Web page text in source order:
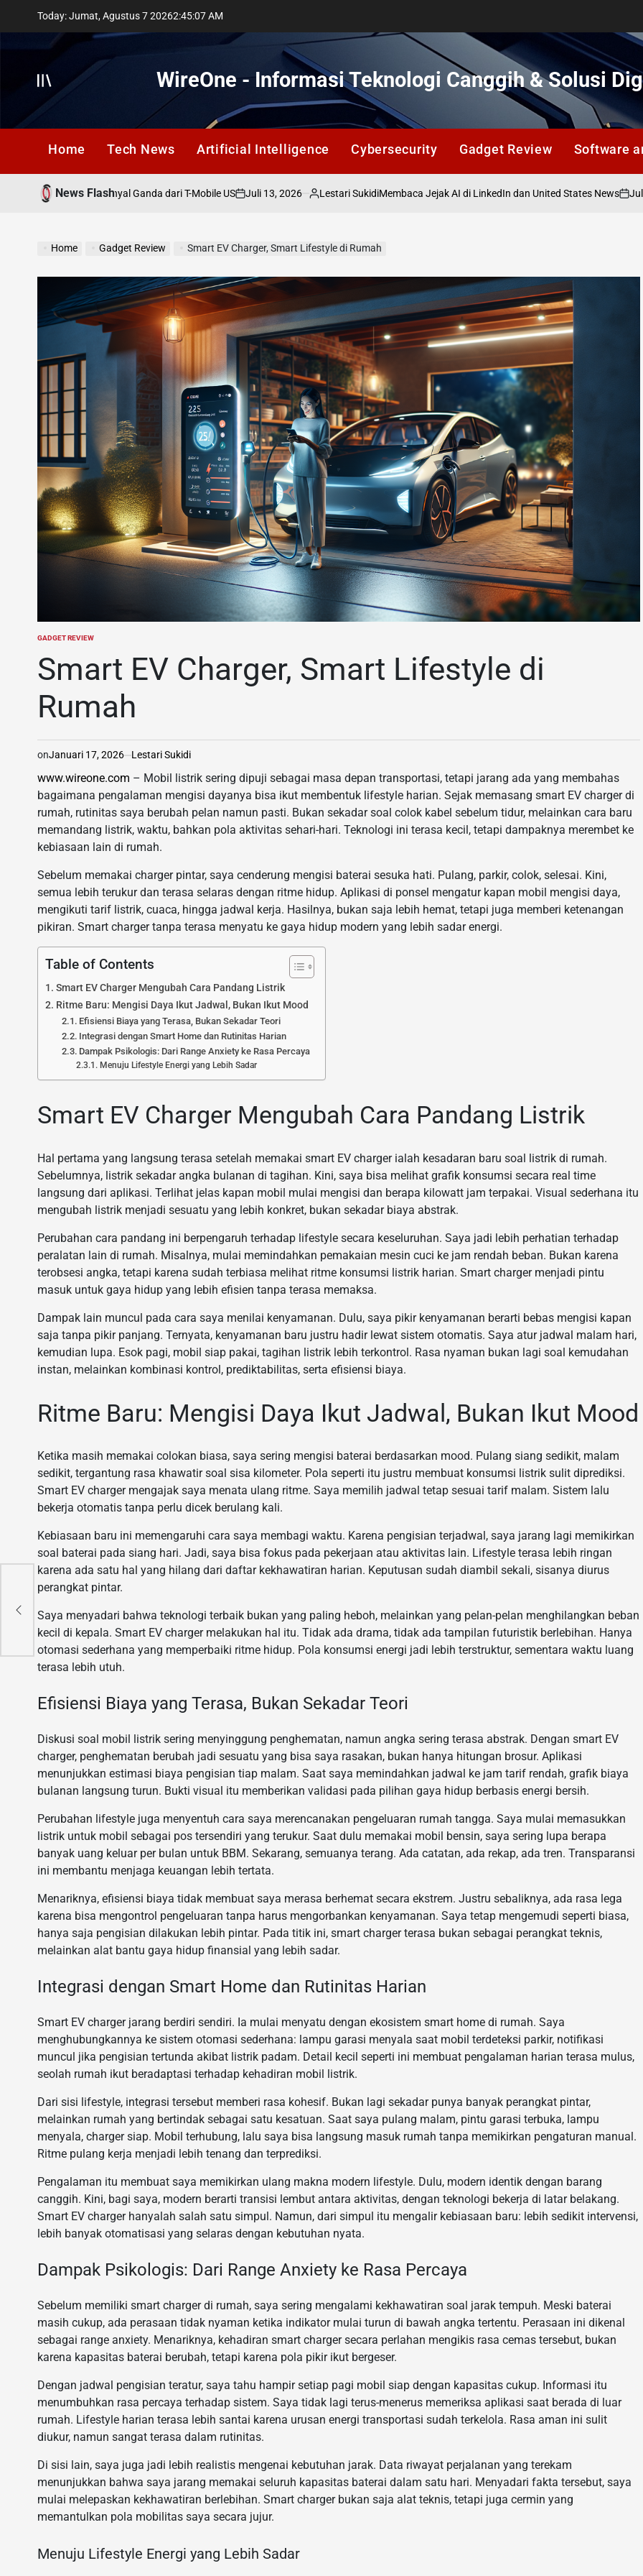
Today: Jumat, Agustus 7 20262:45:09AM
Offcanvas
WireOne - Informasi Teknologi Canggih & Solusi
Home Tech News Artificial Intelligence Cybersecurity Gadget Review Software
News Flash
Sinyal Ganda dari T-Mobile US
on
Juli 13, 2026
Posted
Lestari SukidiMembaca Jejak AI di LinkedIn dan United States News
on
Juli 12, 2026
Home Gadget Review Smart EV Charger, Smart Lifestyle di Rumah
POSTED
GADGET REVIEW
Smart EV Charger, Smart Lifestyle di
Rumah
onJanuari 17, 2026 Lestari Sukidi
www.wireone.com – Mobil listrik sering dipuji sebagai masa depan transportasi, tetapi jarang ada yang membahas
bagaimana pengalaman mengisi dayanya bisa ikut membentuk lifestyle harian. Sejak memasang smart EV charger di
rumah, rutinitas saya berubah pelan namun pasti. Bukan sekadar soal colok kabel sebelum tidur, melainkan cara baru
memandang listrik, waktu, bahkan pola aktivitas sehari-hari. Teknologi ini terasa kecil, tetapi dampaknya merembet ke
kebiasaan lain di rumah.
Sebelum memakai charger pintar, saya cenderung mengisi baterai sesuka hati. Pulang, parkir, colok, selesai. Kini,
semua lebih terukur dan terasa selaras dengan ritme hidup. Aplikasi di ponsel mengatur kapan mobil mengisi daya,
mengikuti tarif listrik, cuaca, hingga jadwal kerja. Hasilnya, bukan saja lebih hemat, tetapi juga memberi ketenangan
pikiran. Smart charger tanpa terasa menyatu ke gaya hidup modern yang lebih sadar energi.
Table of Contents
Smart EV Charger Mengubah Cara Pandang Listrik
Ritme Baru: Mengisi Daya Ikut Jadwal, Bukan Ikut Mood
Efisiensi Biaya yang Terasa, Bukan Sekadar Teori
Integrasi dengan Smart Home dan Rutinitas Harian
Dampak Psikologis: Dari Range Anxiety ke Rasa Percaya
Menuju Lifestyle Energi yang Lebih Sadar
Smart EV Charger Mengubah Cara Pandang Listrik
Hal pertama yang langsung terasa setelah memakai smart EV charger ialah kesadaran baru soal listrik di rumah.
Sebelumnya, listrik sekadar angka bulanan di tagihan. Kini, saya bisa melihat grafik konsumsi secara real time
langsung dari aplikasi. Terlihat jelas kapan mobil mulai mengisi dan berapa kilowatt jam terpakai. Visual sederhana itu
mengubah listrik menjadi sesuatu yang lebih konkret, bukan sekadar biaya abstrak.
Perubahan cara pandang ini berpengaruh terhadap lifestyle secara keseluruhan. Saya jadi lebih perhatian terhadap
peralatan lain di rumah. Misalnya, mulai memindahkan pemakaian mesin cuci ke jam rendah beban. Bukan karena
terobsesi angka, tetapi karena sudah terbiasa melihat ritme konsumsi listrik harian. Smart charger menjadi pintu
masuk untuk gaya hidup yang lebih efisien tanpa terasa memaksa.
Dampak lain muncul pada cara saya menilai kenyamanan. Dulu, saya pikir kenyamanan berarti bebas mengisi kapan
saja tanpa pikir panjang. Ternyata, kenyamanan baru justru hadir lewat sistem otomatis. Saya atur jadwal malam hari,
kemudian lupa. Esok pagi, mobil siap pakai, tagihan listrik lebih terkontrol. Rasa nyaman bukan lagi soal kemudahan
instan, melainkan kombinasi kontrol, prediktabilitas, serta efisiensi biaya.
Ritme Baru: Mengisi Daya Ikut Jadwal, Bukan Ikut Mood
Ketika masih memakai colokan biasa, saya sering mengisi baterai berdasarkan mood. Pulang siang sedikit, malam
sedikit, tergantung rasa khawatir soal sisa kilometer. Pola seperti itu justru membuat konsumsi listrik sulit diprediksi.
Smart EV charger mengajak saya menata ulang ritme. Saya memilih jadwal tetap sesuai tarif malam. Sistem lalu
bekerja otomatis tanpa perlu dicek berulang kali.
Kebiasaan baru ini memengaruhi cara saya membagi waktu. Karena pengisian terjadwal, saya jarang lagi memikirkan
soal baterai pada siang hari. Jadi, saya bisa fokus pada pekerjaan atau aktivitas lain. Lifestyle terasa lebih ringan
karena ada satu hal yang hilang dari daftar kekhawatiran harian. Keputusan sudah diambil sekali, sisanya diurus
perangkat pintar.
Saya menyadari bahwa teknologi terbaik bukan yang paling heboh, melainkan yang pelan-pelan menghilangkan beban
kecil di kepala. Smart EV charger melakukan hal itu. Tidak ada drama, tidak ada tampilan futuristik berlebihan. Hanya
otomasi sederhana yang memperbaiki ritme hidup. Pola konsumsi energi jadi lebih terstruktur, sementara waktu luang
terasa lebih utuh.
Efisiensi Biaya yang Terasa, Bukan Sekadar Teori
Diskusi soal mobil listrik sering menyinggung penghematan, namun angka sering terasa abstrak. Dengan smart EV
charger, penghematan berubah jadi sesuatu yang bisa saya rasakan, bukan hanya hitungan brosur. Aplikasi
menunjukkan estimasi biaya pengisian tiap malam. Saat saya memindahkan jadwal ke jam tarif rendah, grafik biaya
bulanan langsung turun. Bukti visual itu memberikan validasi pada pilihan gaya hidup berbasis energi bersih.
Perubahan lifestyle juga menyentuh cara saya merencanakan pengeluaran rumah tangga. Saya mulai memasukkan
listrik untuk mobil sebagai pos tersendiri yang terukur. Saat dulu memakai mobil bensin, saya sering lupa berapa
banyak uang keluar per bulan untuk BBM. Sekarang, semuanya terang. Ada catatan, ada rekap, ada tren. Transparansi
ini membantu menjaga keuangan lebih tertata.
Menariknya, efisiensi biaya tidak membuat saya merasa berhemat secara ekstrem. Justru sebaliknya, ada rasa lega
karena bisa mengontrol pengeluaran tanpa harus mengorbankan kenyamanan. Saya tetap mengemudi seperti biasa,
hanya saja pengisian dilakukan lebih pintar. Pada titik ini, smart charger terasa bukan sebagai perangkat teknis,
melainkan alat bantu gaya hidup finansial yang lebih sadar.
Integrasi dengan Smart Home dan Rutinitas Harian
Smart EV charger jarang berdiri sendiri. Ia mulai menyatu dengan ekosistem smart home di rumah. Saya
menghubungkannya ke sistem otomasi sederhana: lampu garasi menyala saat mobil terdeteksi parkir, notifikasi
muncul jika pengisian tertunda akibat listrik padam. Detail kecil seperti ini membuat pengalaman harian terasa mulus,
seolah rumah ikut beradaptasi terhadap kehadiran mobil listrik.
Dari sisi lifestyle, integrasi tersebut memberi rasa kohesif. Bukan lagi sekadar punya banyak perangkat pintar,
melainkan rumah yang bertindak sebagai satu kesatuan. Saat saya pulang malam, pintu garasi terbuka, lampu
menyala, charger siap. Mobil terhubung, lalu saya bisa langsung masuk rumah tanpa memikirkan pengaturan manual.
Ritme pulang kerja menjadi lebih tenang dan terprediksi.
Pengalaman itu membuat saya memikirkan ulang makna modern lifestyle. Dulu, modern identik dengan barang
canggih. Kini, bagi saya, modern berarti transisi lembut antara aktivitas, dengan teknologi bekerja di latar belakang.
Smart EV charger hanyalah salah satu simpul. Namun, dari simpul itu mengalir kebiasaan baru: lebih sedikit intervensi,
lebih banyak otomatisasi yang selaras dengan kebutuhan nyata.
Dampak Psikologis: Dari Range Anxiety ke Rasa Percaya
Sebelum memiliki smart charger di rumah, saya sering mengalami kekhawatiran soal jarak tempuh. Meski baterai
masih cukup, ada perasaan tidak nyaman ketika indikator mulai turun di bawah angka tertentu. Perasaan ini dikenal
sebagai range anxiety. Menariknya, kehadiran smart charger secara perlahan mengikis rasa cemas tersebut, bukan
karena kapasitas baterai berubah, tetapi karena pola pikir ikut bergeser.
Dengan jadwal pengisian teratur, saya tahu hampir setiap pagi mobil siap dengan kapasitas cukup. Informasi itu
menumbuhkan rasa percaya terhadap sistem. Saya tidak lagi terus-menerus memeriksa aplikasi saat berada di luar
rumah. Lifestyle harian terasa lebih santai karena urusan energi transportasi sudah terkelola. Rasa aman ini sulit
diukur, namun sangat terasa dalam rutinitas.
Di sisi lain, saya juga jadi lebih realistis mengenai kebutuhan jarak. Data riwayat perjalanan yang terekam
menunjukkan bahwa saya jarang memakai seluruh kapasitas baterai dalam satu hari. Menyadari fakta tersebut, saya
mulai melepaskan kekhawatiran berlebihan. Smart charger bukan saja alat teknis, tetapi juga cermin yang
memantulkan pola mobilitas saya secara jujur.
Menuju Lifestyle Energi yang Lebih Sadar